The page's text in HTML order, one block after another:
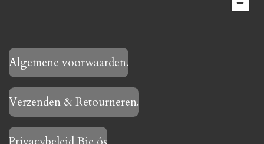
Algemene voorwaarden.
Verzenden & Retourneren.